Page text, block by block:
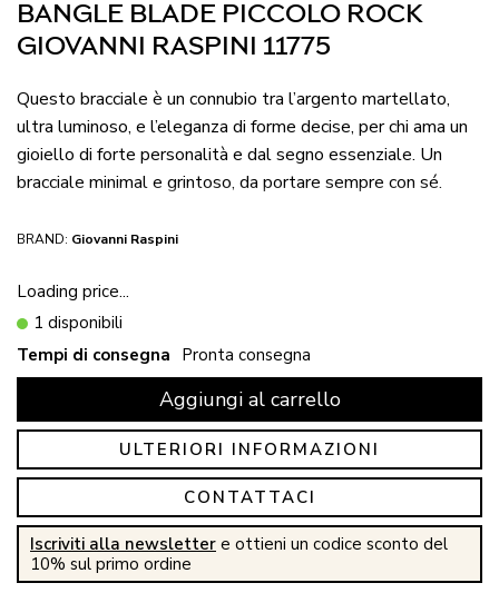
BANGLE BLADE PICCOLO ROCK
GIOVANNI RASPINI 11775
Questo bracciale è un connubio tra l’argento martellato,
ultra luminoso, e l’eleganza di forme decise, per chi ama un
gioiello di forte personalità e dal segno essenziale. Un
bracciale minimal e grintoso, da portare sempre con sé.
BRAND: Giovanni Raspini
Loading price...
1 disponibili
Tempi di consegna Pronta consegna
Aggiungi al carrello
ULTERIORI INFORMAZIONI
CONTATTACI
Iscriviti alla newsletter e ottieni un codice sconto del
10% sul primo ordine